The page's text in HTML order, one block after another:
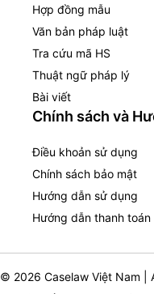
Hợp đồng mẫu
Văn bản pháp luật
Tra cứu mã HS
Thuật ngữ pháp lý
Bài viết
Chính sách và
Điều khoản sử dụng
Chính sách bảo mật
Hướng dẫn sử dụng
Hướng dẫn thanh toán
© 2026 Caselaw Việt Nam |